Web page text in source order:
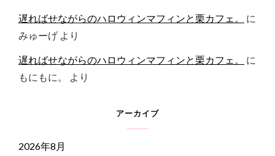
遅ればせながらのハロウィンマフィンと栗カフェ。
に
みゅーげ より
遅ればせながらのハロウィンマフィンと栗カフェ。
に
もにもに。
より
アーカイブ
2026年8月